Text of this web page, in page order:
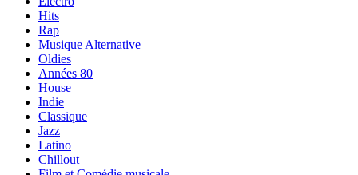
Hits
Rap
Musique Alternative
Oldies
Années 80
House
Indie
Classique
Jazz
Latino
Chillout